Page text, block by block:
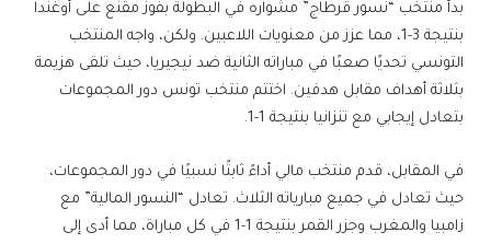
بدأ منتخب “نسور قرطاج” مشواره في البطولة بفوز مقنع على أوغندا
بنتيجة 3-1، مما عزز من معنويات اللاعبين. ولكن، واجه المنتخب
التونسي تحديًا صعبًا في مباراته الثانية ضد نيجيريا، حيث تلقى هزيمة
بثلاثة أهداف مقابل هدفين. اختتم منتخب تونس دور المجموعات
بتعادل إيجابي مع تنزانيا بنتيجة 1-1.
في المقابل، قدم منتخب مالي أداءً ثابتًا نسبيًا في دور المجموعات،
حيث تعادل في جميع مبارياته الثلاث. تعادل “النسور المالية” مع
زامبيا والمغرب وجزر القمر بنتيجة 1-1 في كل مباراة، مما أدى إلى